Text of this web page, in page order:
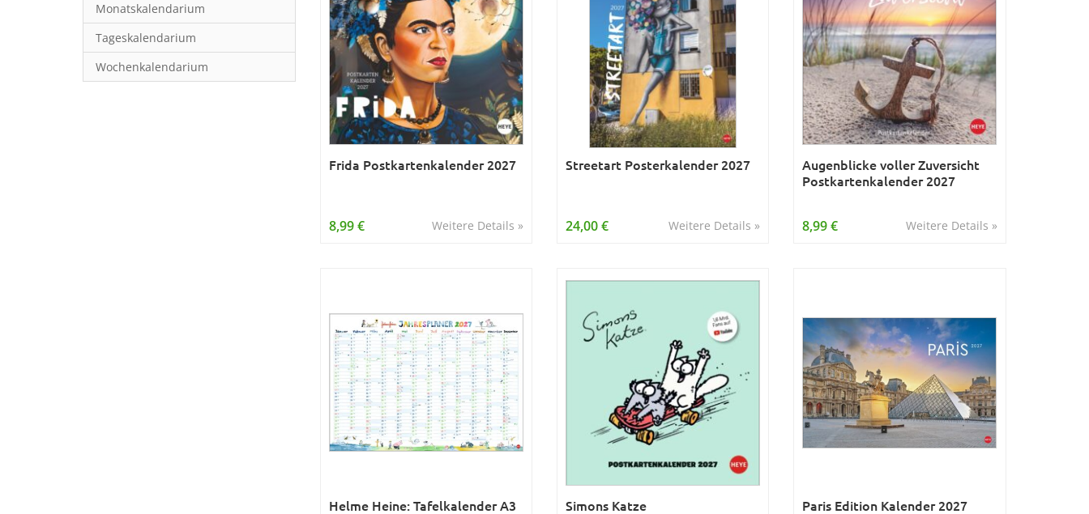
Monatskalendarium
Tageskalendarium
Wochenkalendarium
Frida Postkartenkalender 2027
Weitere Details »
8,99 €
Streetart Posterkalender 2027
Weitere Details »
24,00 €
Augenblicke voller Zuversicht
Postkartenkalender 2027
Weitere Details »
8,99 €
Helme Heine: Tafelkalender A3
Simons Katze
Paris Edition Kalender 2027